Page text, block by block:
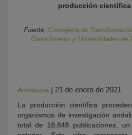
producción científica
Fuente: Consejería de
Conocimiento y Universidades de
Andalucía | 21 de enero de 2021
La producción científica
organismos de investigación
total de 18.848 publicaciones,